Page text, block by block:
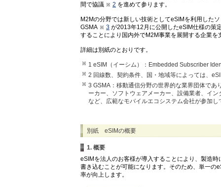
間で協議
2 を進めて参ります。
M2Mの分野では新しい技術としてeSIMを利用した
GSMA
3 が2013年12月に公開したeSIM仕様の策
することにより国内外でM2M事業を展開する企業を
詳細は別紙のとおりです。
1 eSIM（イーシム）：Embedded Subscriber
2 回線数、契約条件、国・地域等によっては、
3 GSMA：移動通信分野の世界的な業界団体で
ーカー、ソフトウェアメーカー、設備業者、イ
など、広範なモバイルエコシステム会社が参加し
別紙 eSIMの概要
1. 概要
eSIMを法人のお客様が導入することにより、製造
書き込むことが可能になります。そのため、単一の
率が向上します。